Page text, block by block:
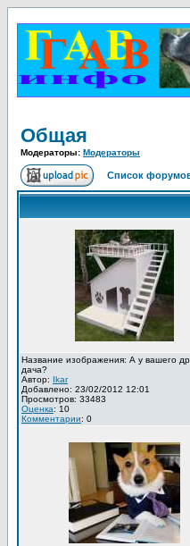
Общая
Модераторы: Модераторы
Список
Название изображения: А у вашего
дача?
Автор: Ikar
Добавлено: 23/02/2012 12:01
Просмотров: 33483
Оценка: 10
Комментарии: 0